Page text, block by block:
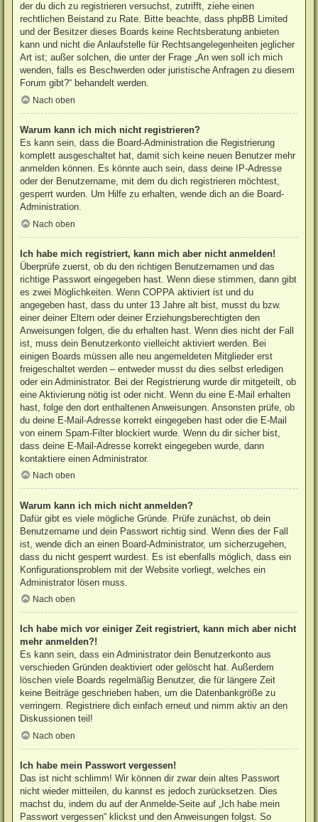
der du dich zu registrieren versuchst, zutrifft, ziehe einen
rechtlichen Beistand zu Rate. Bitte beachte, dass phpBB Limited
und der Besitzer dieses Boards keine Rechtsberatung anbieten
kann und nicht die Anlaufstelle für Rechtsangelegenheiten jeglicher
Art ist; außer solchen, die unter der Frage „An wen soll ich mich
wenden, falls es Beschwerden oder juristische Anfragen zu diesem
Forum gibt?“ behandelt werden.
Nach oben
Warum kann ich mich nicht registrieren?
Es kann sein, dass die Board-Administration die Registrierung
komplett ausgeschaltet hat, damit sich keine neuen Benutzer mehr
anmelden können. Es könnte auch sein, dass deine IP-Adresse
oder der Benutzername, mit dem du dich registrieren möchtest,
gesperrt wurden. Um Hilfe zu erhalten, wende dich an die Board-
Administration.
Nach oben
Ich habe mich registriert, kann mich aber nicht anmelden!
Überprüfe zuerst, ob du den richtigen Benutzernamen und das
richtige Passwort eingegeben hast. Wenn diese stimmen, dann gibt
es zwei Möglichkeiten. WennCOPPA aktiviert ist und du
angegeben hast, dass du unter 13 Jahre alt bist, musst du bzw.
einer deiner Eltern oder deiner Erziehungsberechtigten den
Anweisungen folgen, die du erhalten hast. Wenn dies nicht der Fall
ist, muss dein Benutzerkonto vielleicht aktiviert werden. Bei
einigen Boards müssen alle neu angemeldeten Mitglieder erst
freigeschaltet werden – entweder musst du dies selbst erledigen
oder ein Administrator. Bei der Registrierung wurde dir mitgeteilt, ob
eine Aktivierung nötig ist oder nicht. Wenn du eine E-Mail erhalten
hast, folge den dort enthaltenen Anweisungen. Ansonsten prüfe, ob
du deine E-Mail-Adresse korrekt eingegeben hast oder die E-Mail
von einem Spam-Filter blockiert wurde. Wenn du dir sicher bist,
dass deine E-Mail-Adresse korrekt eingegeben wurde, dann
kontaktiere einen Administrator.
Nach oben
Warum kann ich mich nicht anmelden?
Dafür gibt es viele mögliche Gründe. Prüfe zunächst, ob dein
Benutzername und dein Passwort richtig sind. Wenn dies der Fall
ist, wende dich an einen Board-Administrator, um sicherzugehen,
dass du nicht gesperrt wurdest. Es ist ebenfalls möglich, dass ein
Konfigurationsproblem mit der Website vorliegt, welches ein
Administrator lösen muss.
Nach oben
Ich habe mich vor einiger Zeit registriert, kann mich aber nicht
mehr anmelden?!
Es kann sein, dass ein Administrator dein Benutzerkonto aus
verschieden Gründen deaktiviert oder gelöscht hat. Außerdem
löschen viele Boards regelmäßig Benutzer, die für längere Zeit
keine Beiträge geschrieben haben, um die Datenbankgröße zu
verringern. Registriere dich einfach erneut und nimm aktiv an den
Diskussionen teil!
Nach oben
Ich habe mein Passwort vergessen!
Das ist nicht schlimm! Wir können dir zwar dein altes Passwort
nicht wieder mitteilen, du kannst es jedoch zurücksetzen. Dies
machst du, indem du auf der Anmelde-Seite auf „Ich habe mein
Passwort vergessen“ klickst und den Anweisungen folgst. So